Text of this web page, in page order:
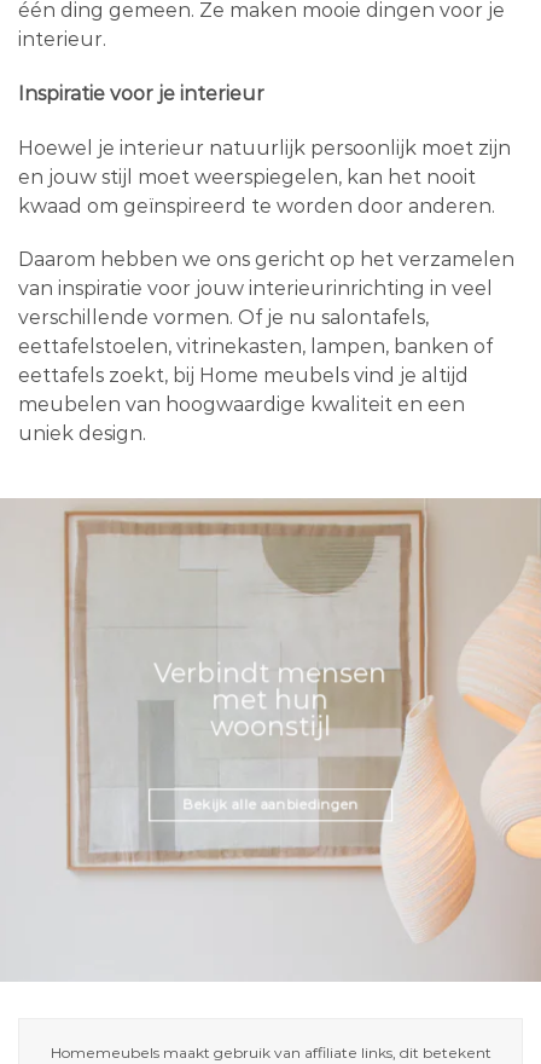
één ding gemeen. Ze maken mooie dingen voor je
interieur.
Inspiratie voor je interieur
Hoewel je interieur natuurlijk persoonlijk moet zijn
en jouw stijl moet weerspiegelen, kan het nooit
kwaad om geïnspireerd te worden door anderen.
Daarom hebben we ons gericht op het verzamelen
van inspiratie voor jouw interieurinrichting in veel
verschillende vormen. Of je nu salontafels,
eettafelstoelen, vitrinekasten, lampen, banken of
eettafels zoekt, bij Home meubels vind je altijd
meubelen van hoogwaardige kwaliteit en een
uniek design.
Verbindt mensen
met hun
woonstijl
Bekijk alle aanbiedingen
Homemeubels maakt gebruik van affiliate links, dit betekent